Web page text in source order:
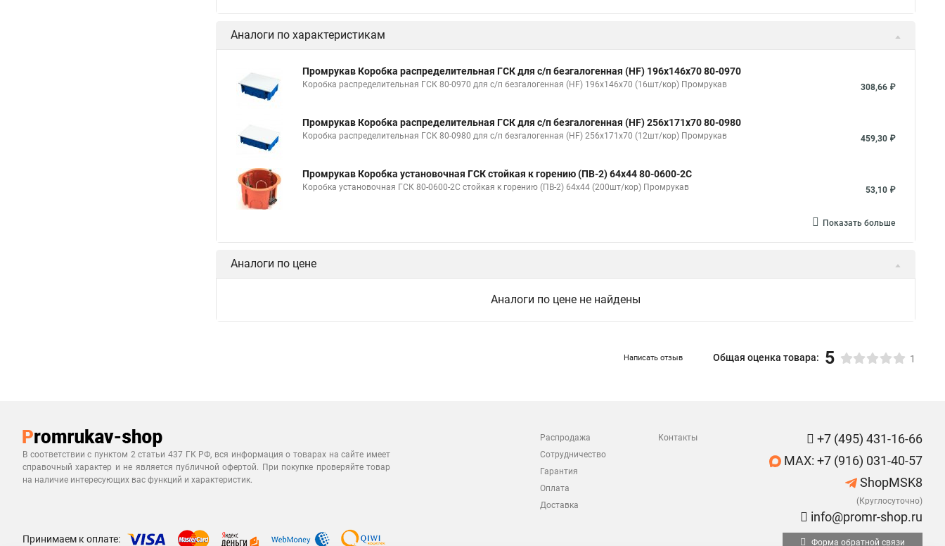
Аналоги по характеристикам
Промрукав Коробка распределительная ГСК для с/п безгалогенная (HF) 196х146х70 80-0970
Коробка распределительная ГСК 80-0970 для с/п безгалогенная (HF) 196х146х70 (16шт/кор) Промрукав 308,66 ₽
Промрукав Коробка распределительная ГСК для с/п безгалогенная (HF) 256х171х70 80-0980
Коробка распределительная ГСК 80-0980 для с/п безгалогенная (HF) 256х171х70 (12шт/кор) Промрукав 459,30 ₽
Промрукав Коробка установочная ГСК стойкая к горению (ПВ-2) 64х44 80-0600-2С
Коробка установочная ГСК 80-0600-2С стойкая к горению (ПВ-2) 64х44 (200шт/кор) Промрукав 53,10 ₽
Показать больше
Аналоги по цене
Аналоги по цене не найдены
Написать отзыв Общая оценка товара: 5 1
В соответствии с пунктом 2 статьи 437 ГК РФ, вся информация о товарах на сайте имеет
справочный характер и не является публичной офертой. При покупке проверяйте товар
на наличие интересующих вас функций и характеристик.
Распродажа
Сотрудничество
Гарантия
Оплата
Доставка
Контакты
+7 (495) 431-16-66
MAX: +7 (916) 031-40-57
ShopMSK8
(Круглосуточно)
info@promr-shop.ru
Принимаем к оплате: Форма обратной связи